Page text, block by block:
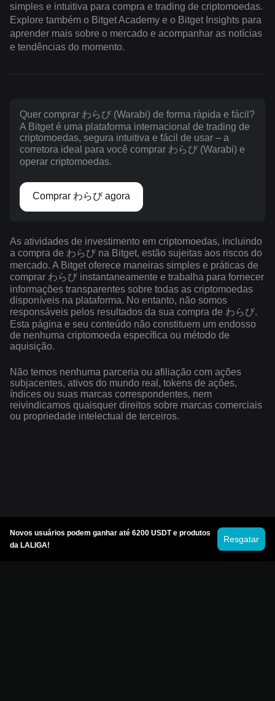
simples e intuitiva para compra e trading de criptomoedas.
Explore também o Bitget Academy e o Bitget Insights para
aprender mais sobre o mercado e acompanhar as notícias
e tendências do momento.
Quer comprar わらび (Warabi) de forma rápida e fácil?
A Bitget é uma plataforma internacional de trading de
criptomoedas, segura intuitiva e fácil de usar – a
corretora ideal para você comprar わらび (Warabi) e
operar criptomoedas.
Comprar わらび agora
As atividades de investimento em criptomoedas, incluindo
a compra de わらび na Bitget, estão sujeitas aos riscos do
mercado. A Bitget oferece maneiras simples e práticas de
comprar わらび instantaneamente e trabalha para fornecer
informações transparentes sobre todas as criptomoedas
disponíveis na plataforma. No entanto, não somos
responsáveis pelos resultados da sua compra de わらび.
Esta página e seu conteúdo não constituem um endosso
de nenhuma criptomoeda específica ou método de
aquisição.
Não temos nenhuma parceria ou afiliação com ações
subjacentes, ativos do mundo real, tokens de ações,
índices ou suas marcas correspondentes, nem
reivindicamos quaisquer direitos sobre marcas comerciais
ou propriedade intelectual de terceiros.
Novos usuários podem ganhar até 6200 USDT e produtos
da LALIGA!
Resgatar